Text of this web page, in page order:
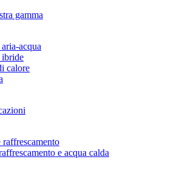
gamma
acqua
ibride
calore
raffrescamento
e acqua calda